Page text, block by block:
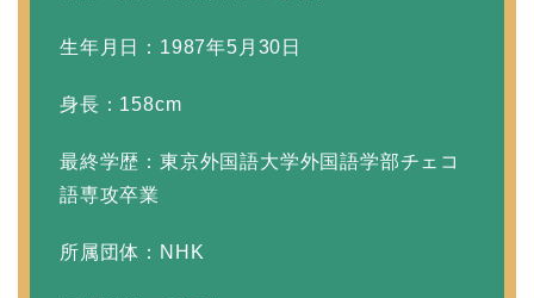
10年！
生年月日：1987年5月30日
身長：158cm
最終学歴：東京外国語大学外国語学部チェコ
語専攻卒業
所属団体：NHK